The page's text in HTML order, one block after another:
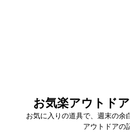
お気楽アウトドア
お気に入りの道具で、週末の余
アウトドアの